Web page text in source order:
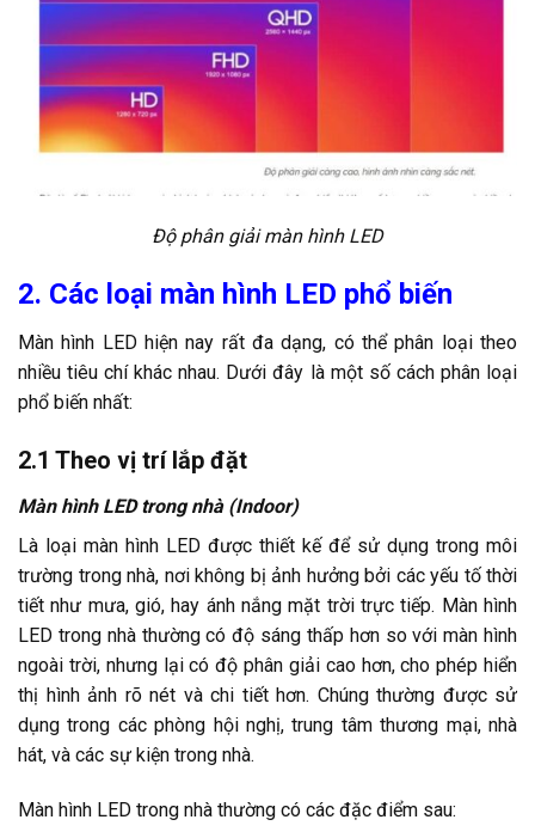
Độ phân giải màn hình LED
2. Các loại màn hình LED phổ biến
Màn hình LED hiện nay rất đa dạng, có thể phân loại theo
nhiều tiêu chí khác nhau. Dưới đây là một số cách phân loại
phổ biến nhất:
2.1 Theo vị trí lắp đặt
Màn hình LED trong nhà (Indoor)
Là loại màn hình LED được thiết kế để sử dụng trong môi
trường trong nhà, nơi không bị ảnh hưởng bởi các yếu tố thời
tiết như mưa, gió, hay ánh nắng mặt trời trực tiếp. Màn hình
LED trong nhà thường có độ sáng thấp hơn so với màn hình
ngoài trời, nhưng lại có độ phân giải cao hơn, cho phép hiển
thị hình ảnh rõ nét và chi tiết hơn. Chúng thường được sử
dụng trong các phòng hội nghị, trung tâm thương mại, nhà
hát, và các sự kiện trong nhà.
Màn hình LED trong nhà thường có các đặc điểm sau: